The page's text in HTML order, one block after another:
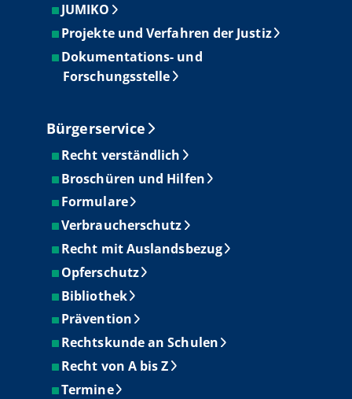
JUMIKO
Projekte und Verfahren der Justiz
Dokumentations- und
Forschungsstelle
Bürgerservice
Recht verständlich
Broschüren und Hilfen
Formulare
Verbraucherschutz
Recht mit Auslandsbezug
Opferschutz
Bibliothek
Prävention
Rechtskunde an Schulen
Recht von A bis Z
Termine